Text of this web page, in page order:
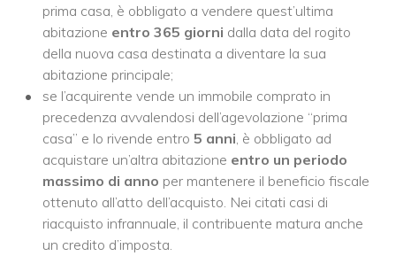
prima casa, è obbligato a vendere quest’ultima
abitazione entro 365 giorni dalla data del rogito
della nuova casa destinata a diventare la sua
abitazione principale;
se l’acquirente vende un immobile comprato in
precedenza avvalendosi dell’agevolazione “prima
casa” e lo rivende entro 5 anni , è obbligato ad
acquistare un’altra abitazione entro un periodo
massimo di anno per mantenere il beneficio fiscale
ottenuto all’atto dell’acquisto. Nei citati casi di
riacquisto infrannuale, il contribuente matura anche
un credito d’imposta.